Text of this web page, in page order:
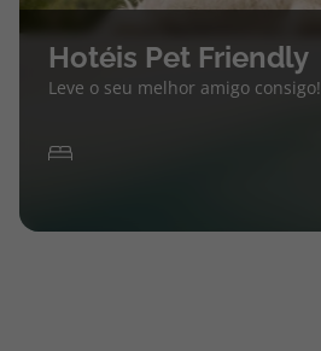
Hotéis Pet Friendly
Leve o seu melhor amigo consigo!